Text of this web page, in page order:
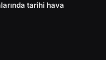
tarihi hava